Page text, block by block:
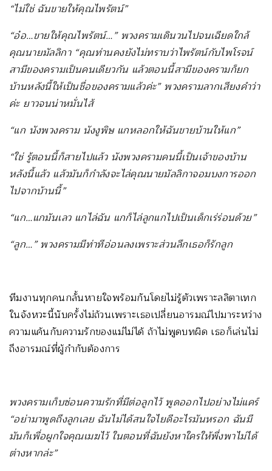
“ไม่ใช่ ฉันขายให้คุณไพรัตน์”
“อ๋อ…ขายให้คุณไพรัตน์…” พวงครามเดินวนไปจนเฉียดใกล้
คุณนายมัลลิกา “คุณท่านคงยังไม่ทราบว่าไพรัตน์กับไพโรจน์
สามีของครามเป็นคนเดียวกัน แล้วตอนนี้สามีของครามก็ยก
บ้านหลังนี้ให้เป็นชื่อของครามแล้วค่ะ” พวงครามลากเสียงคำว่า
ค่ะ ยาวจนน่าหมั่นไส้
“แก นังพวงคราม นังงูพิษ แกหลอกให้ฉันขายบ้านให้แก”
“ใช่ รู้ตอนนี้ก็สายไปแล้ว นังพวงครามคนนี้เป็นเจ้าของบ้าน
หลังนี้แล้ว แล้วมันก็กำลังจะไล่คุณนายมัลลิกาจอมบงการออก
ไปจากบ้านนี้”
“แก…แกมันเลว แกไล่ฉัน แกก็ไล่ลูกแกไปเป็นเด็กเร่ร่อนด้วย”
“ลูก…” พวงครามมีท่าทีอ่อนลงเพราะส่วนลึกเธอก็รักลูก
ทีมงานทุกคนกลั้นหายใจพร้อมกันโดยไม่รู้ตัวเพราะลลิตาเทก
ในจังหวะนี้นับครั้งไม่ถ้วนเพราะเธอเปลี่ยนอารมณ์ไปมาระหว่าง
ความแค้นกับความรักของแม่ไม่ได้ ถ้าไม่พูดบทผิด เธอก็เล่นไม่
ถึงอารมณ์ที่ผู้กำกับต้องการ
พวงครามเก็บซ่อนความรักที่มีต่อลูกไว้ พูดออกไปอย่างไม่แคร์
“อย่ามาพูดถึงลูกเลย ฉันไม่ได้สนใจไยดีอะไรมันหรอก ฉันมี
มันก็เพื่อผูกใจคุณเมฆไว้ ในตอนที่ฉันยังหาใครให้พึ่งพาไม่ได้
ต่างหากล่ะ”